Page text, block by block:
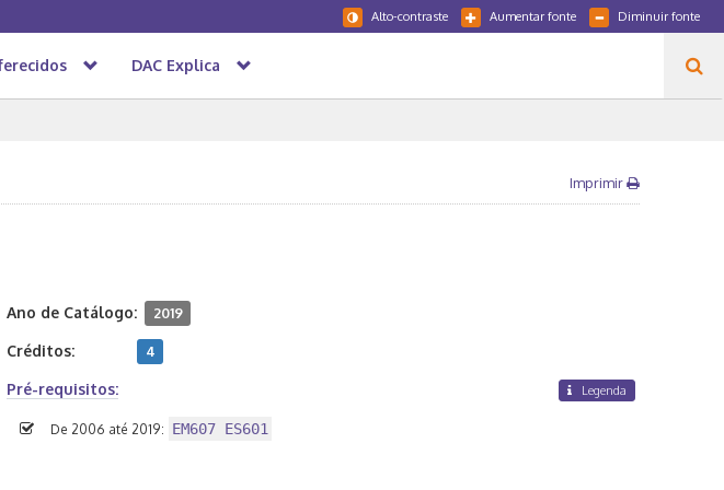
Diminuir fonte
Aumentar fonte
Alto-contraste
DAC Explica
Imprimir
Ano de Catálogo: 2019
Créditos: 4
Pré-requisitos: Legenda
De 2006 até 2019: EM607 ES601